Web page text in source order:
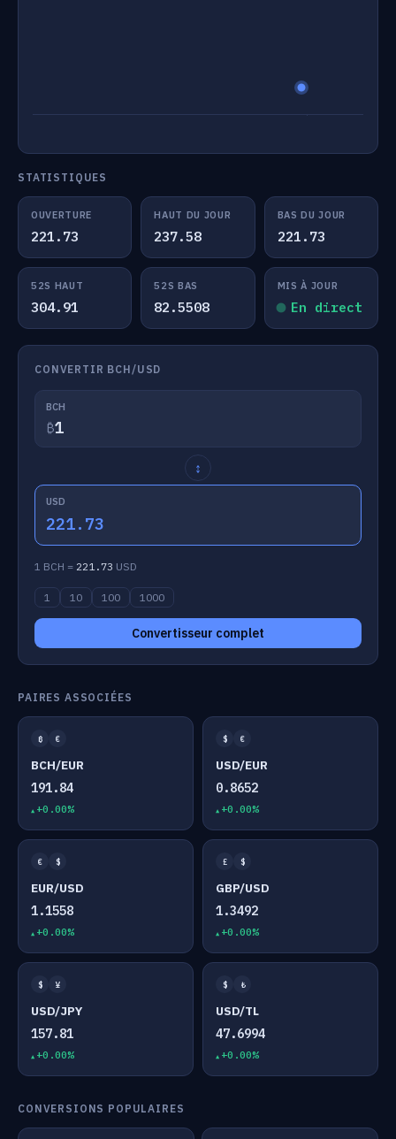
STATISTIQUES
OUVERTURE
221.73
HAUT DU JOUR
237.58
BAS DU JOUR
221.73
52S HAUT
304.91
52S BAS
82.5508
MIS À JOUR
En direct
CONVERTIR BCH/USD
BCH
₿
↕
USD
221.73
1 BCH = 221.73 USD
1 10 100 1000
Convertisseur complet
PAIRES ASSOCIÉES
₿ €
BCH/EUR
191.84
+0.00%
$ €
USD/EUR
0.8652
+0.00%
€ $
EUR/USD
1.1558
+0.00%
£ $
GBP/USD
1.3492
+0.00%
$ ¥
USD/JPY
157.81
+0.00%
$ ₺
USD/TL
47.6994
+0.00%
CONVERSIONS POPULAIRES